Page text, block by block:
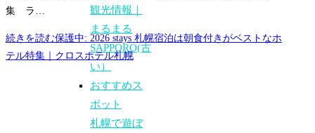
観光情報｜
まるまる
SAPPORO(古
い）
おすすめス
ポット
札幌で遊ぼ
集 ラ…
続きを読む保護中: 2026 stays 札幌宿泊は朝食付きがベストなホ
テル特集｜クロスホテル札幌